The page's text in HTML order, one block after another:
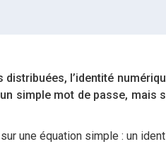
l’identité
simple mot de passe, mais
une équation simple : un